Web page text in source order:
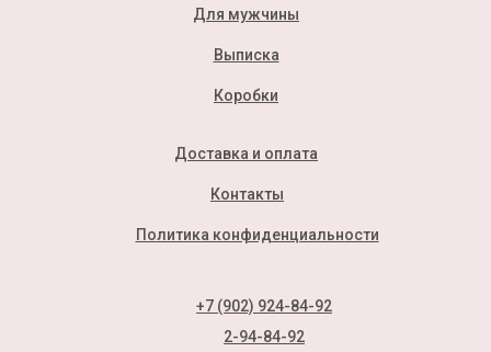
Для мужчины
Выписка
Коробки
Политика конфиденциальности
Доставка и оплата
Контакты
+7 (902) 924-84-92
2-94-84-92